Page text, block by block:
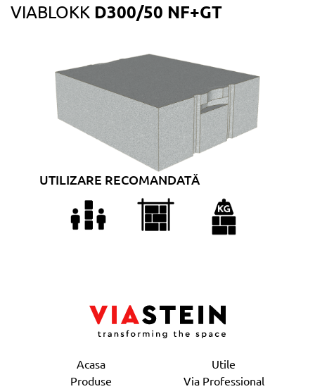
VIABLOKK D300/50 NF+GT
UTILIZARE RECOMANDATĂ
Acasa
Produse
Utile
Via Professional